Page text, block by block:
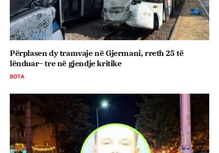
Përplasen dy tramvaje në Gjermani, rreth 25 të
lënduar– tre në gjendje kritike
BOTA